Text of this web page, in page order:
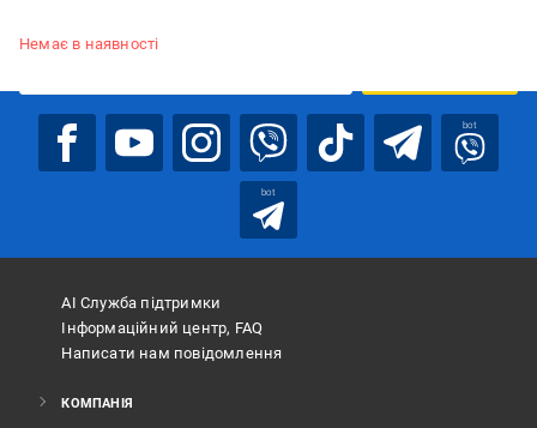
Немає в наявності
bot
bot
АІ Служба підтримки
Інформаційний центр, FAQ
Написати нам повідомлення
КОМПАНІЯ